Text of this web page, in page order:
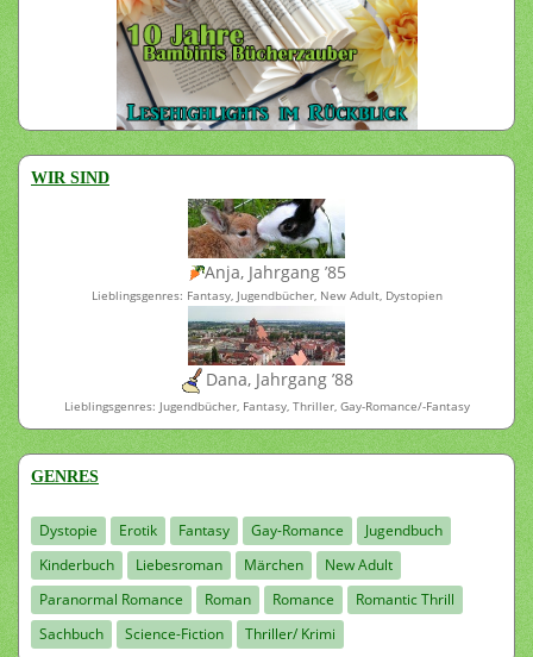
WIR SIND
Anja, Jahrgang ’85
Lieblingsgenres: Fantasy, Jugendbücher, New Adult, Dystopien
Dana, Jahrgang ’88
Lieblingsgenres: Jugendbücher, Fantasy, Thriller, Gay-Romance/-Fantasy
GENRES
Dystopie Erotik Fantasy Gay-Romance
Jugendbuch
Kinderbuch
Liebesroman Märchen
New Adult
Paranormal Romance
Roman Romance
Romantic Thrill
Sachbuch
Science-Fiction Thriller/ Krimi